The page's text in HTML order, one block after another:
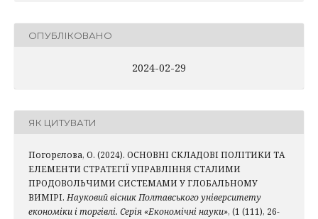
ОПУБЛІКОВАНО
2024-02-29
ЯК ЦИТУВАТИ
Погорєлова, О. (2024). ОСНОВНІ СКЛАДОВІ ПОЛІТИКИ ТА
ЕЛЕМЕНТИ СТРАТЕГІЇ УПРАВЛІННЯ СТАЛИМИ
ПРОДОВОЛЬЧИМИ СИСТЕМАМИ У ГЛОБАЛЬНОМУ
ВИМІРІ. Науковий вісник Полтавського університету
економіки і торгівлі. Серія «Економічні науки», (1 (111), 26-